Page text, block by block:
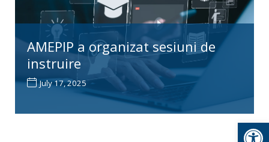
Open toolbar
AMEPIP a organizat sesiuni de
instruire
July 17, 2025